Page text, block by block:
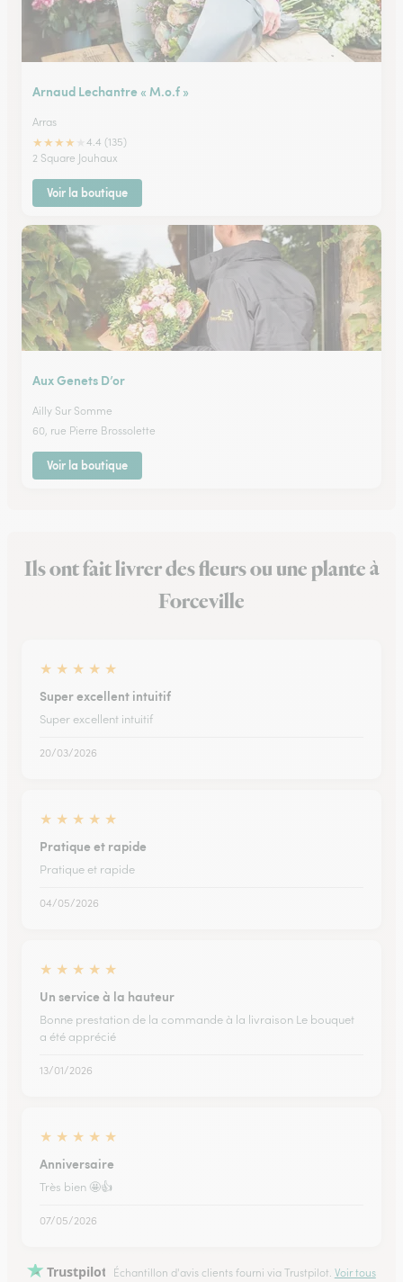
Arnaud Lechantre « M.o.f »
Arras
★★★★
4.4 (135)
2 Square Jouhaux
Voir la boutique
Aux Genets D’or
Ailly Sur Somme
60, rue Pierre Brossolette
Voir la boutique
Ils ont fait livrer des fleurs ou une plante à
Forceville
★ ★ ★ ★ ★
Super excellent intuitif
Super excellent intuitif
20/03/2026
★ ★ ★ ★ ★
Pratique et rapide
Pratique et rapide
04/05/2026
★ ★ ★ ★ ★
Un service à la hauteur
Bonne prestation de la commande à la livraison Le bouquet
a été apprécié
13/01/2026
★ ★ ★ ★ ★
Anniversaire
Très bien 🤩👍
07/05/2026
Trustpilot Échantillon d'avis clients fourni via Trustpilot. Voir tous